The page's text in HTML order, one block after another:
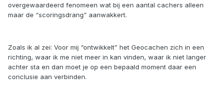
overgewaardeerd fenomeen wat bij een aantal cachers alleen
maar de “scoringsdrang” aanwakkert.
Zoals ik al zei: Voor mij “ontwikkelt” het Geocachen zich in een
richting, waar ik me niet meer in kan vinden, waar ik niet langer
achter sta en dan moet je op een bepaald moment daar een
conclusie aan verbinden.